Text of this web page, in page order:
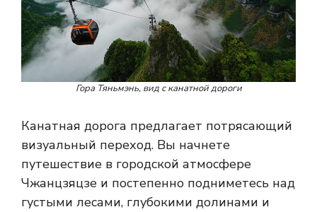
Гора Тяньмэнь, вид с канатной дороги
Канатная дорога предлагает потрясающий
визуальный переход. Вы начнете
путешествие в городской атмосфере
Чжанцзяцзе и постепенно подниметесь над
густыми лесами, глубокими долинами и